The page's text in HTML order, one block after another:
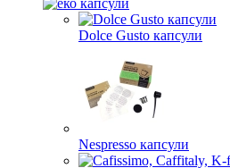
Dolce Gusto капсули
Nespresso капсули